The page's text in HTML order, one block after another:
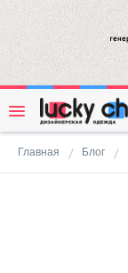
Главная Блог